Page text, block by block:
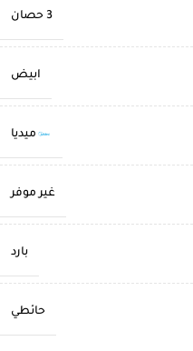
3 حصان
ابيض
ميديا
غير موفر
بارد
حائطي